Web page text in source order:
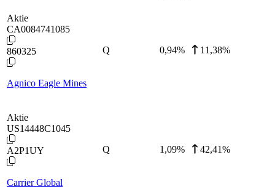
Aktie
CA0084741085
860325
Agnico Eagle Mines
Q 0,94% 11,38%
Aktie
US14448C1045
A2P1UY
Carrier Global
Q 1,09% 42,41%